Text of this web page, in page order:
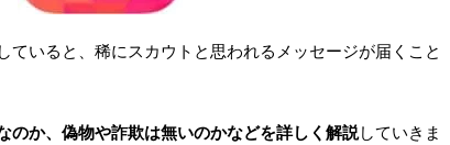
ていると、稀にスカウトと思われるメッセージが届くこと
のか、偽物や詐欺は無いのかなどを詳しく解説していきま